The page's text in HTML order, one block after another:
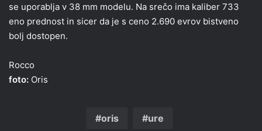
se uporablja v 38 mm modelu. Na srečo ima kaliber 733
eno prednost in sicer da je s ceno 2.690 evrov bistveno
bolj dostopen.
Rocco
foto: Oris
oris ure